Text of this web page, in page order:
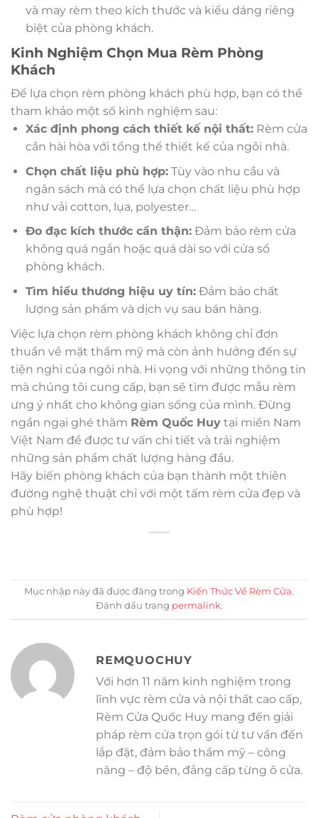
và may rèm theo kích thước và kiểu dáng riêng
biệt của phòng khách.
Kinh Nghiệm Chọn Mua Rèm Phòng
Khách
Để lựa chọn rèm phòng khách phù hợp, bạn có thể
tham khảo một số kinh nghiệm sau:
Xác định phong cách thiết kế nội thất:Rèm cửa
cần hài hòa với tổng thể thiết kế của ngôi nhà.
Chọn chất liệu phù hợp:Tùy vào nhu cầu và
ngân sách mà có thể lựa chọn chất liệu phù hợp
như vải cotton, lụa, polyester…
Đo đạc kích thước cẩn thận:Đảm bảo rèm cửa
không quá ngắn hoặc quá dài so với cửa sổ
phòng khách.
Tìm hiểu thương hiệu uy tín:Đảm bảo chất
lượng sản phẩm và dịch vụ sau bán hàng.
Việc lựa chọn rèm phòng khách không chỉ đơn
thuần về mặt thẩm mỹ mà còn ảnh hưởng đến sự
tiện nghi của ngôi nhà. Hi vọng với những thông tin
mà chúng tôi cung cấp, bạn sẽ tìm được mẫu rèm
ưng ý nhất cho không gian sống của mình. Đừng
ngần ngại ghé thăm Rèm Quốc Huy tại miền Nam
Việt Nam để được tư vấn chi tiết và trải nghiệm
những sản phẩm chất lượng hàng đầu.
Hãy biến phòng khách của bạn thành một thiên
đường nghệ thuật chỉ với một tấm rèm cửa đẹp và
phù hợp!
Mục nhập này đã được đăng trong Kiến Thức Về Rèm Cửa.
Đánh dấu trang permalink.
REMQUOCHUY
Với hơn 11 năm kinh nghiệm trong
lĩnh vực rèm cửa và nội thất cao cấp,
Rèm Cửa Quốc Huy mang đến giải
pháp rèm cửa trọn gói từ tư vấn đến
lắp đặt, đảm bảo thẩm mỹ – công
năng – độ bền, đẳng cấp từng ô cửa.